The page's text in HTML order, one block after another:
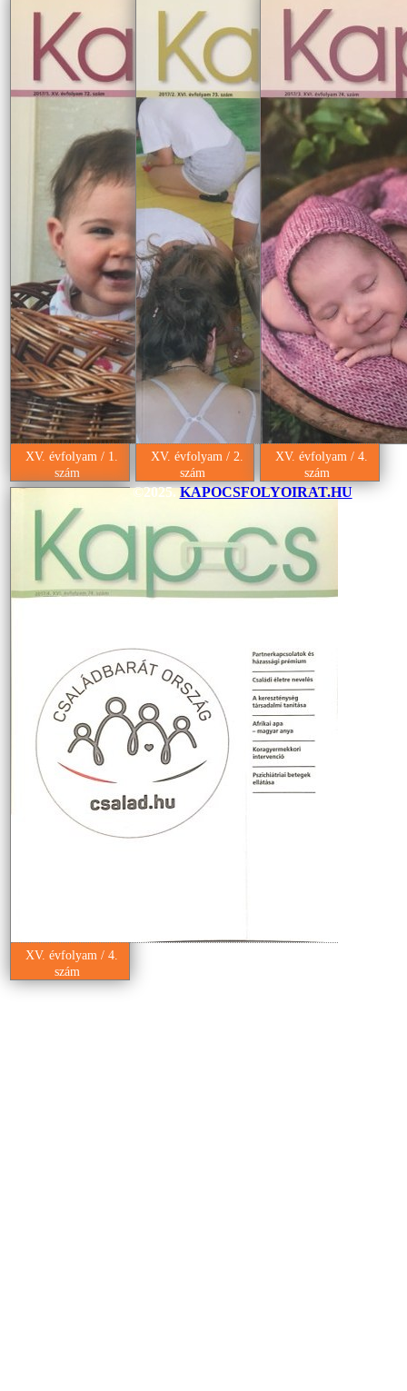
XV. évfolyam / 1.
szám
XV. évfolyam / 2.
szám
XV. évfolyam / 4.
szám
XV. évfolyam / 4.
szám
©2025.KAPOCSFOLYOIRAT.HU